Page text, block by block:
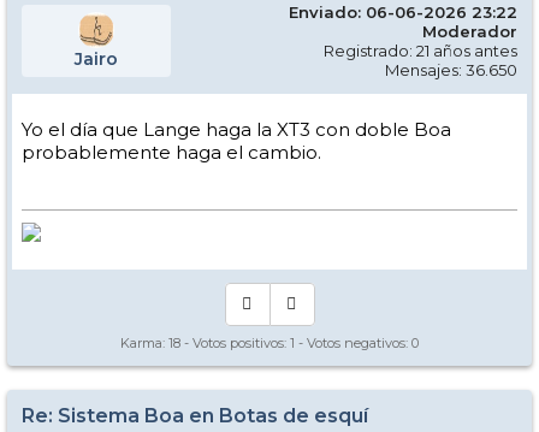
Jairo
Enviado: 06-06-2026 23:22
Moderador
Registrado: 21 años antes
Mensajes: 36.650
Yo el día que Lange haga la XT3 con doble Boa
probablemente haga el cambio.
Karma: 18 - Votos positivos: 1 - Votos negativos: 0
Re: Sistema Boa en Botas de esquí